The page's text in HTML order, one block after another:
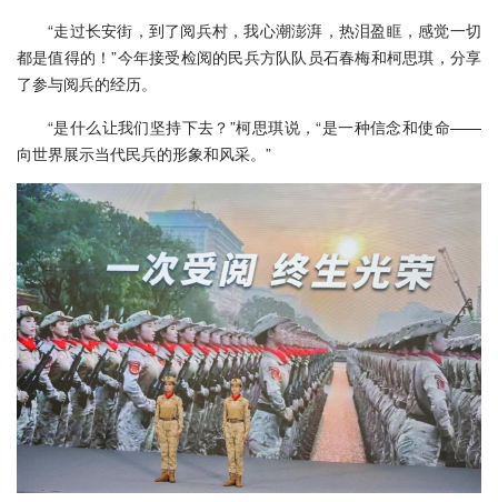
“走过长安街，到了阅兵村，我心潮澎湃，热泪盈眶，感觉一切
都是值得的！”今年接受检阅的民兵方队队员石春梅和柯思琪，分享
了参与阅兵的经历。
“是什么让我们坚持下去？”柯思琪说，“是一种信念和使命——
向世界展示当代民兵的形象和风采。”